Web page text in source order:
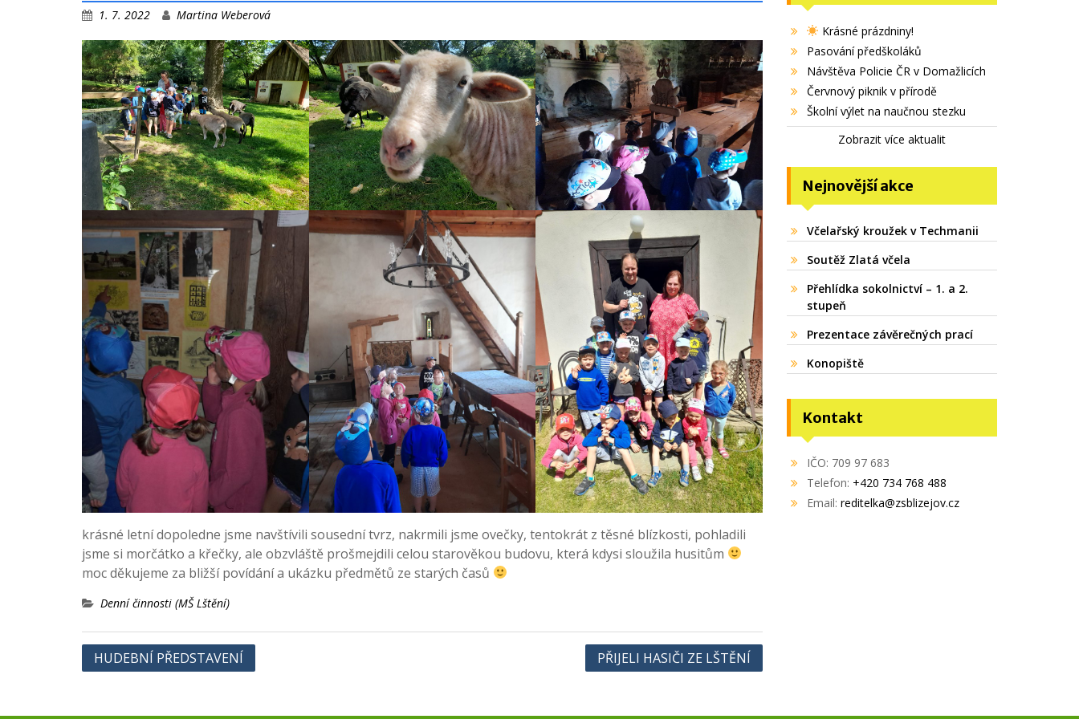
1. 7. 2022 Martina Weberová
krásné letní dopoledne jsme navštívili sousední tvrz, nakrmili jsme ovečky, tentokrát z těsné blízkosti, pohladili
jsme si morčátko a křečky, ale obzvláště prošmejdili celou starověkou budovu, která kdysi sloužila husitům
moc děkujeme za bližší povídání a ukázku předmětů ze starých časů
Denní činnosti (MŠ Lštění)
Navigace
HUDEBNÍ PŘEDSTAVENÍ PŘIJELI HASIČI ZE LŠTĚNÍ
Krásné prázdniny!
Pasování předškoláků
Návštěva Policie ČR v Domažlicích
Červnový piknik v přírodě
Školní výlet na naučnou stezku
Zobrazit více aktualit
Nejnovější akce
Včelařský kroužek v Techmanii
Soutěž Zlatá včela
Přehlídka sokolnictví – 1. a 2.
stupeň
Prezentace závěrečných prací
Konopiště
Kontakt
IČO: 709 97 683
Telefon: +420 734 768 488
Email: reditelka@zsblizejov.cz